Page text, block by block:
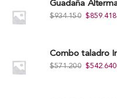
$934.150 $859.418
$571.200 $542.640